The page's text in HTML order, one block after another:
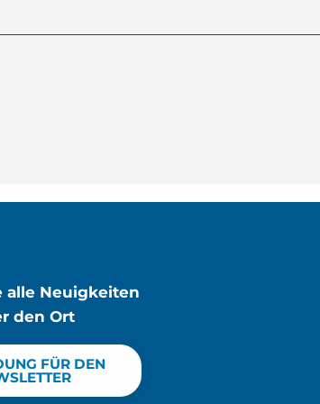
alle Neuigkeiten
den Ort
FÜR DEN